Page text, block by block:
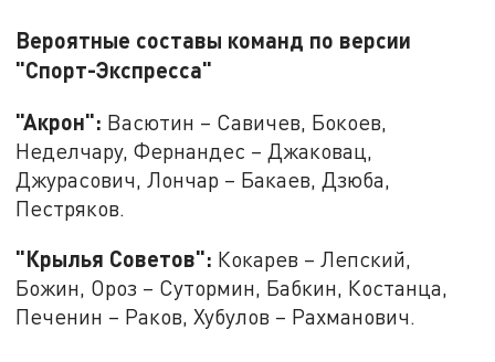
Вероятные составы команд по версии
"Спорт-Экспресса"
"Акрон": Васютин – Савичев, Бокоев,
Неделчару, Фернандес – Джаковац,
Джурасович, Лончар – Бакаев, Дзюба,
Пестряков.
"Крылья Советов": Кокарев – Лепский,
Божин, Ороз – Сутормин, Бабкин, Костанца,
Печенин – Раков, Хубулов – Рахманович.